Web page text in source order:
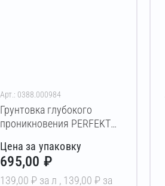
Арт.: 0388.000984
Грунтовка глубокого
проникновения PERFEKTA
Цена за упаковку
695,00 ₽
139,00 ₽ за л , 139,00 ₽ за